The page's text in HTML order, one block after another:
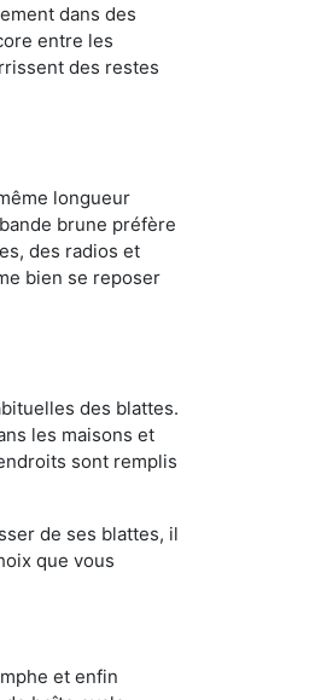
dans des
entre les
des restes
longueur
brune préfère
des radios et
bien se reposer
des blattes.
les maisons et
sont remplis
de ses blattes, il
que vous
et enfin